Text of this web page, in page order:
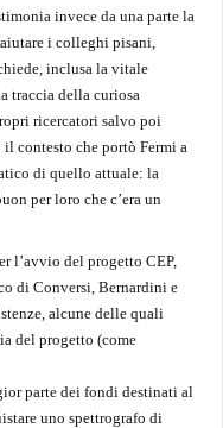
invece da una parte la
i colleghi pisani,
inclusa la vitale
traccia della curiosa
ricercatori salvo poi
contesto che portò Fermi a
di quello attuale: la
per loro che c’era un
l’avvio del progetto CEP,
di Conversi, Bernardini e
alcune delle quali
del progetto (come
parte dei fondi destinati al
uno spettrografo di